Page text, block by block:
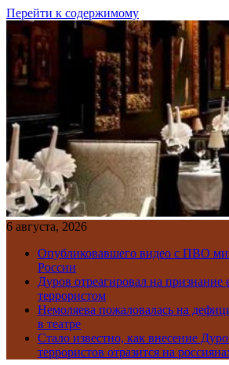
Перейти к содержимому
6 августа, 2026
Опубликовавшего видео с ПВО
России
Дуров отреагировал на признание
террористом
Немоляева пожаловалась на
в театре
Стало известно, как внесение
террористов отразится на